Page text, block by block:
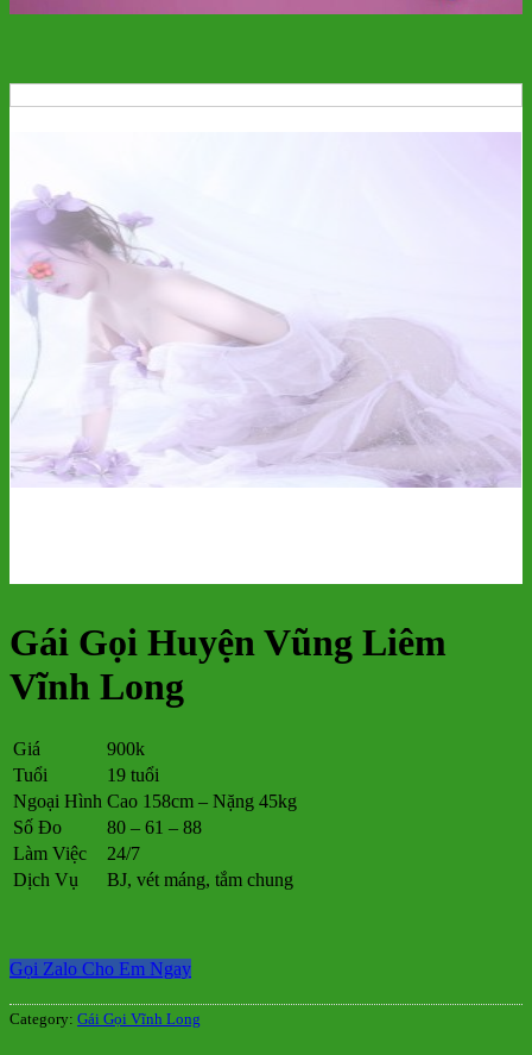
Gái Gọi Huyện Vũng Liêm
Vĩnh Long
Giá
900k
Tuổi
19 tuổi
Ngoại Hình Cao 158cm – Nặng 45kg
Số Đo
80 – 61 – 88
Làm Việc
24/7
Dịch Vụ
BJ, vét máng, tắm chung
Gọi Zalo Cho Em Ngay
Category: Gái Gọi Vĩnh Long